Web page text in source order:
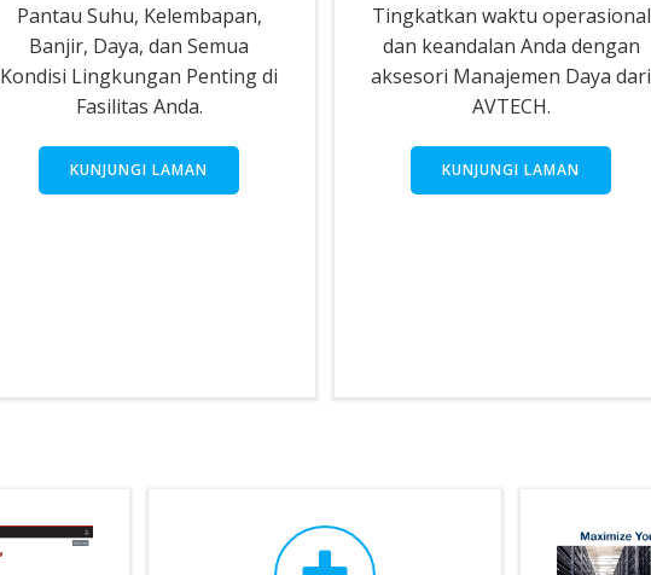
Pantau Suhu, Kelembapan,
Banjir, Daya, dan Semua
Kondisi Lingkungan Penting di
Fasilitas Anda.
KUNJUNGI LAMAN
Tingkatkan waktu operasional
dan keandalan Anda dengan
aksesori Manajemen Daya dari
AVTECH.
KUNJUNGI LAMAN